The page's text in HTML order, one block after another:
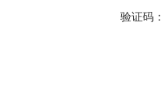
验证码：